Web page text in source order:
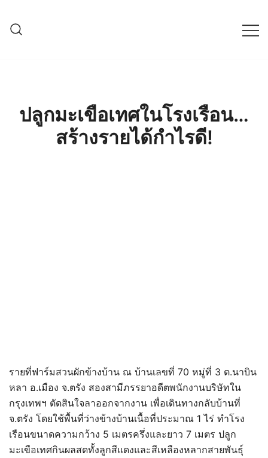
content
ปลูกมะเขือเทศในโรงเรือน…
สร้างรายได้กำไรดี!
รายที่ฟาร์มสวนผักข้างบ้าน ณ บ้านเลขที่ 70 หมู่ที่ 3 ต.นาบิน
หลา อ.เมือง จ.ตรัง สองสามีภรรยาอดีตพนักงานบริษัทใน
กรุงเทพฯ ตัดสินใจลาออกจากงาน เพื่อเดินทางกลับบ้านที่
จ.ตรัง โดยใช้พื้นที่ว่างข้างบ้านเนื้อที่ประมาณ 1 ไร่ ทำโรง
เรือนขนาดความกว้าง 5 เมตรครึ่งและยาว 7 เมตร ปลูก
มะเขือเทศกินผลสดทั้งลูกสีแดงและสีเหลืองหลากสายพันธุ์